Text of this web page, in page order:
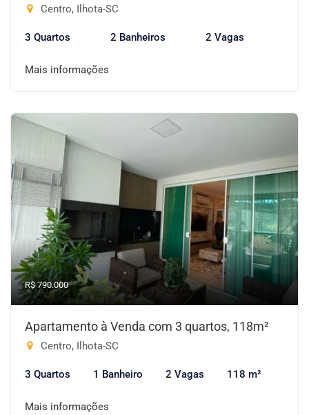
Centro, Ilhota-SC
3 Quartos 2 Banheiros 2 Vagas
Mais informações
R$ 790.000
Apartamento à Venda com 3 quartos, 118m²
Centro, Ilhota-SC
3 Quartos 1 Banheiro 2 Vagas 118 m²
Mais informações